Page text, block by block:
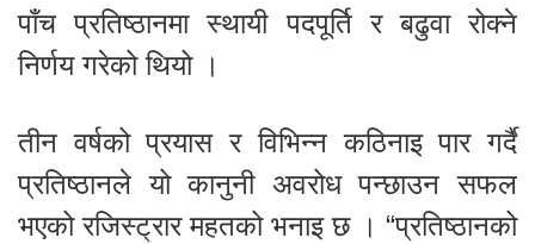
पाँच प्रतिष्ठानमा स्थायी पदपूर्ति र बढुवा रोक्ने
निर्णय गरेको थियो ।
तीन वर्षको प्रयास र विभिन्न कठिनाइ पार गर्दै
प्रतिष्ठानले यो कानुनी अवरोध पन्छाउन सफल
भएको रजिस्ट्रार महतको भनाइ छ । “प्रतिष्ठानको